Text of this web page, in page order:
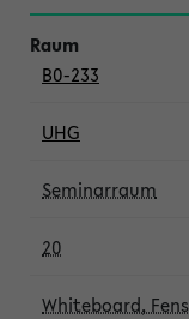
B0-233
UHG
Seminarraum
20
Whiteboard,